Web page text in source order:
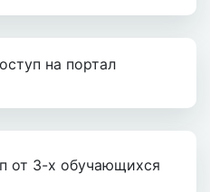
на портал
от 3-х обучающихся